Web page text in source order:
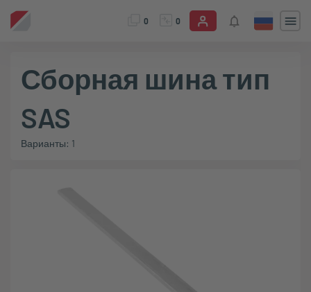
0 0
Сборная шина тип
SAS
Варианты: 1